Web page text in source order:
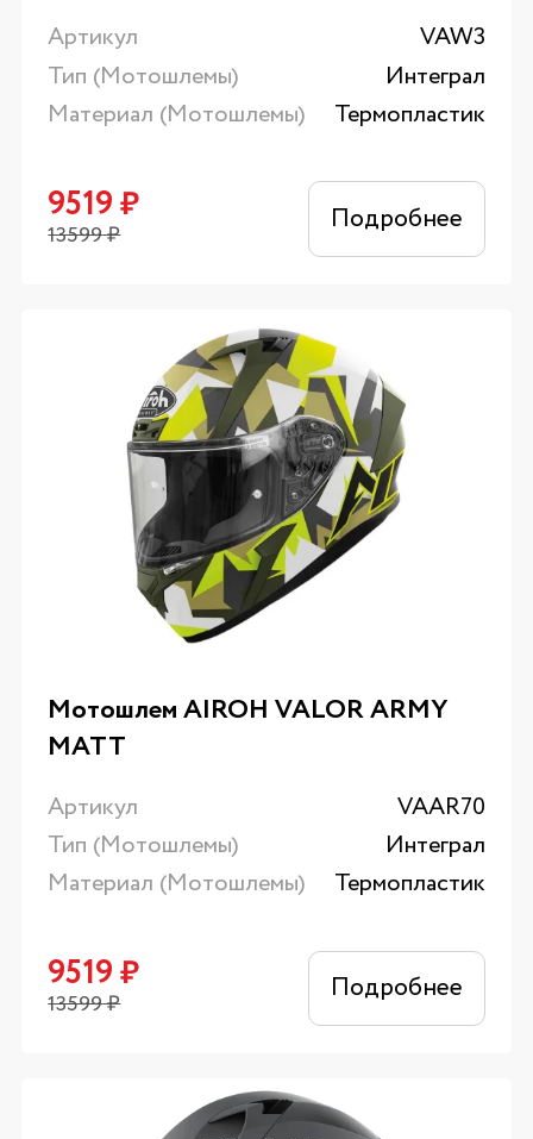
Артикул
VAW3
Тип (Мотошлемы)
Интеграл
Материал (Мотошлемы)
Термопластик
9519₽
13599₽ Подробнее
Мотошлем AIROH VALOR ARMY
MATT
Артикул
VAAR70
Тип (Мотошлемы)
Интеграл
Материал (Мотошлемы)
Термопластик
9519₽
13599₽ Подробнее